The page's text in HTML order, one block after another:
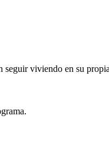
seguir viviendo en su